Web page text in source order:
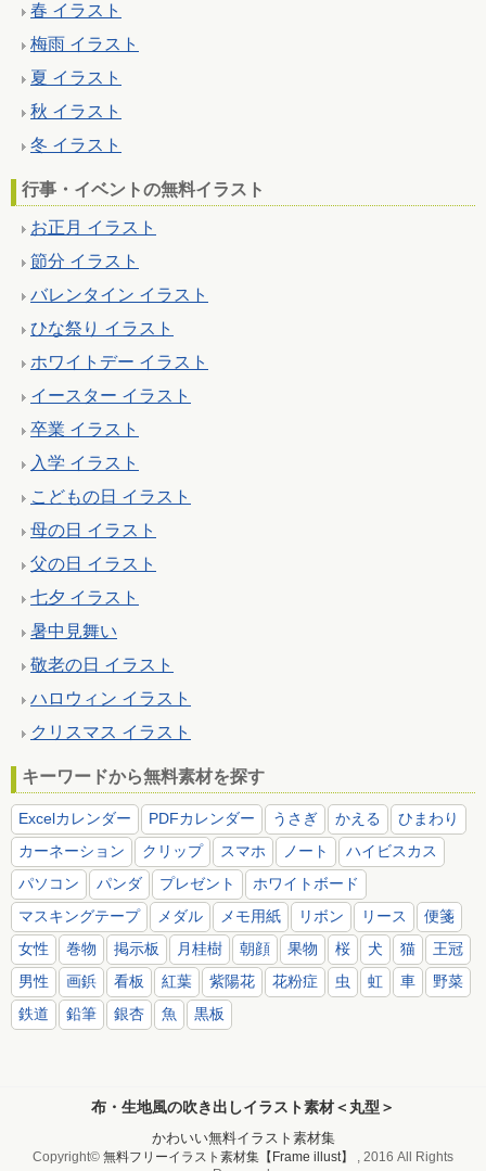
春 イラスト
梅雨 イラスト
夏 イラスト
秋 イラスト
冬 イラスト
行事・イベントの無料イラスト
お正月 イラスト
節分 イラスト
バレンタイン イラスト
ひな祭り イラスト
ホワイトデー イラスト
イースター イラスト
卒業 イラスト
入学 イラスト
こどもの日 イラスト
母の日 イラスト
父の日 イラスト
七夕 イラスト
暑中見舞い
敬老の日 イラスト
ハロウィン イラスト
クリスマス イラスト
キーワードから無料素材を探す
Excelカレンダー PDFカレンダー うさぎ かえる
ひまわり
カーネーション
クリップ スマホ ノート
ハイビスカス
パソコン
パンダ プレゼント
ホワイトボード
マスキングテープ
メダル メモ用紙 リボン リース
便箋
女性
巻物 掲示板 月桂樹 朝顔 果物 桜 犬 猫
王冠
男性
画鋲 看板 紅葉 紫陽花 花粉症 虫 虹 車
野菜
鉄道
鉛筆 銀杏 魚 黒板
布・生地風の吹き出しイラスト素材＜丸型＞
かわいい無料イラスト素材集
Copyright© 無料フリーイラスト素材集【Frame illust】
, 2016 All Rights